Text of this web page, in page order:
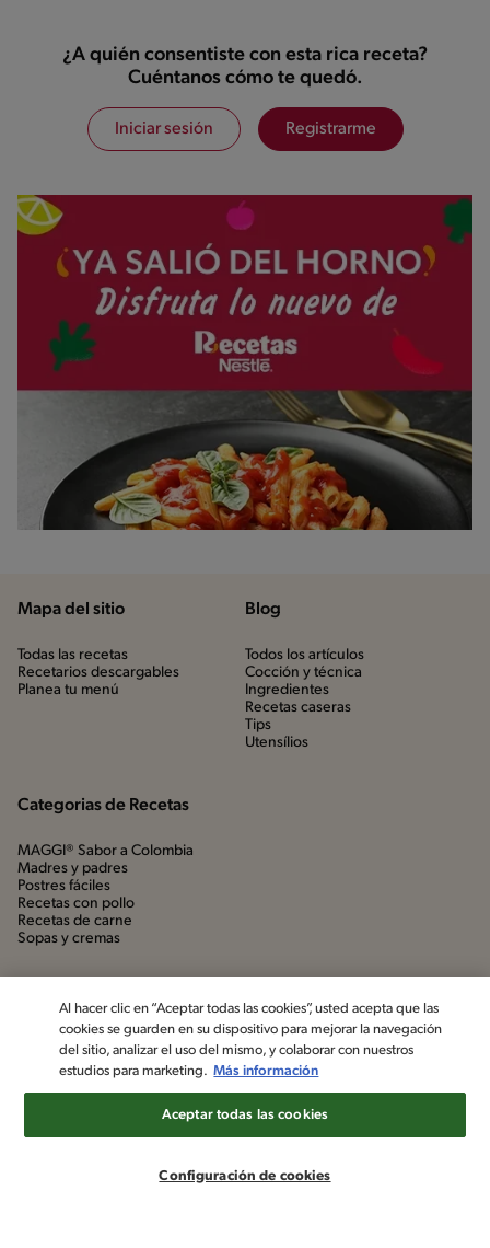
¿A quién consentiste con esta rica receta?
Cuéntanos cómo te quedó.
Iniciar sesión Registrarme
Mapa del sitio
Todas las recetas
Recetarios descargables
Planea tu menú
Blog
Todos los artículos
Cocción y técnica
Ingredientes
Recetas caseras
Tips
Utensílios
Categorias de Recetas
MAGGI® Sabor a Colombia
Madres y padres
Postres fáciles
Recetas con pollo
Recetas de carne
Sopas y cremas
©2022, Nestlé. Marcas registradas por Société dels Produits Nestlé,
Al hacer clic en “Aceptar todas las cookies”, usted acepta que las
cookies se guarden en su dispositivo para mejorar la navegación
del sitio, analizar el uso del mismo, y colaborar con nuestros
estudios para marketing. Más información
Configuración de cookies
Aceptar todas las cookies